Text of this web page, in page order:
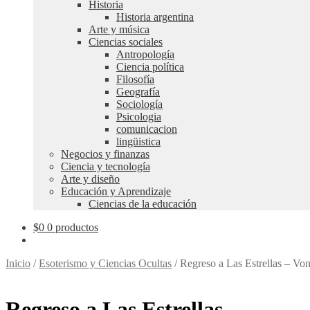
Historia
Historia argentina
Arte y música
Ciencias sociales
Antropología
Ciencia política
Filosofía
Geografía
Sociología
Psicologia
comunicacion
lingüistica
Negocios y finanzas
Ciencia y tecnología
Arte y diseño
Educación y Aprendizaje
Ciencias de la educación
$0 0 productos
Inicio /Esoterismo y Ciencias Ocultas /Regreso a Las Estrellas –